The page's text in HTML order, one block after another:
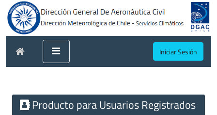
Iniciar Sesión
Producto para Usuarios Registrados